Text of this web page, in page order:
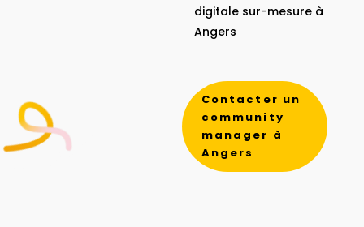
digitale sur-mesure à
Angers
Contacter un
community
manager à
Angers